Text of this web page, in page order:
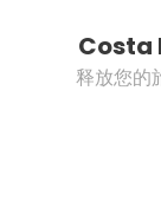
Costa
释放您的